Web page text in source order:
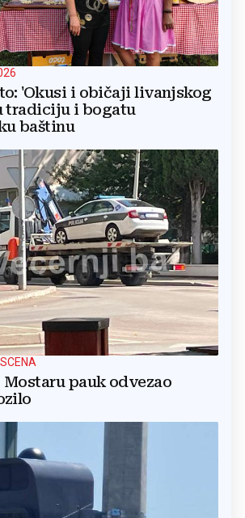
'Okusi i običaji livanjskog
tradiciju i bogatu
baštinu
Mostaru pauk odvezao